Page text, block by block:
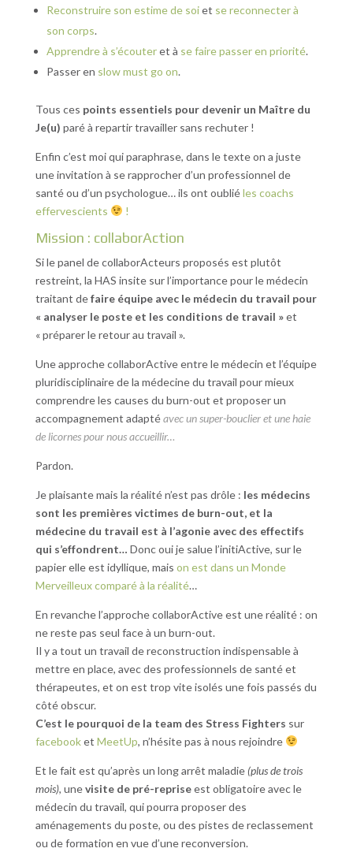
Reconstruire son estime de soiet se reconnecter à
son corps.
Apprendre à s’écouteret à se faire passer en priorité.
Passer en slow must go on.
Tous ces points essentiels pour devenir un Maître du
Je(u) paré à repartir travailler sans rechuter !
Enfin c’est moi qui paraphrase, dans le texte on a juste
une invitation à se rapprocher d’un professionnel de
santé ou d’un psychologue… ils ont oubliéles coachs
effervescients
!
Mission : collaborAction
Si le panel de collaborActeurs proposés est plutôt
restreint, la HAS insite sur l’importance pour le médecin
traitant defaire équipe avec le médecin du travail pour
« analyser le poste et les conditions de travail »et
« préparer le retour au travail ».
Une approche collaborActive entre le médecin et l’équipe
pluridisciplinaire de la médecine du travail pour mieux
comprendre les causes du burn-out et proposer un
accompagnement adaptéavec un super-bouclier et une haie
de licornes pour nous accueillir…
Pardon.
Je plaisante mais la réalité n’est pas drôle : les médecins
sont les premières victimes de burn-out, et la
médecine du travail est à l’agonie avec des effectifs
qui s’effondrent… Donc oui je salue l’initiActive, sur le
papier elle est idyllique, mais on est dans un Monde
Merveilleux comparé à la réalité…
En revanche l’approche collaborActive est une réalité : on
ne reste pas seul face à un burn-out.
Il y a tout un travail de reconstruction indispensable à
mettre en place, avec des professionnels de santé et
thérapeutes, et on est trop vite isolés une fois passés du
côté obscur.
C’est le pourquoi de la team des Stress Fighters sur
facebooket MeetUp, n’hésite pas à nous rejoindre
Et le fait est qu’après un long arrêt maladie (plus de trois
mois), unevisite de pré-repriseest obligatoire avec le
médecin du travail, qui pourra proposer des
aménagements du poste, ou des pistes de reclassement
ou de formation en vue d’une reconversion.